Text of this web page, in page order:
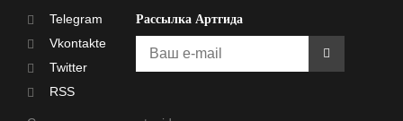
Telegram
Vkontakte
Twitter
RSS
Рассылка Артгида